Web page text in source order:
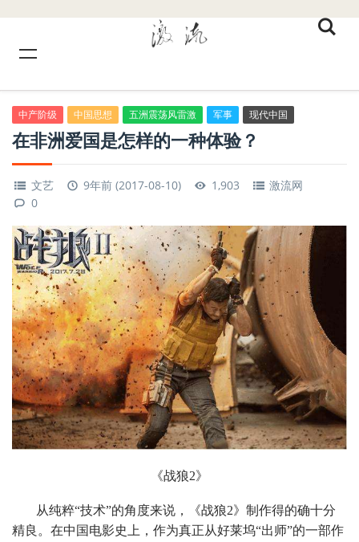
中产阶级 中国思想 五洲震荡风雷激 军事 现代中国
在非洲爱国是怎样的一种体验？
文艺 9年前 (2017-08-10) 1,903
激流网
0
《战狼2》
从纯粹“技术”的角度来说，《战狼2》制作得的确十分
精良。在中国电影史上，作为真正从好莱坞“出师”的一部作